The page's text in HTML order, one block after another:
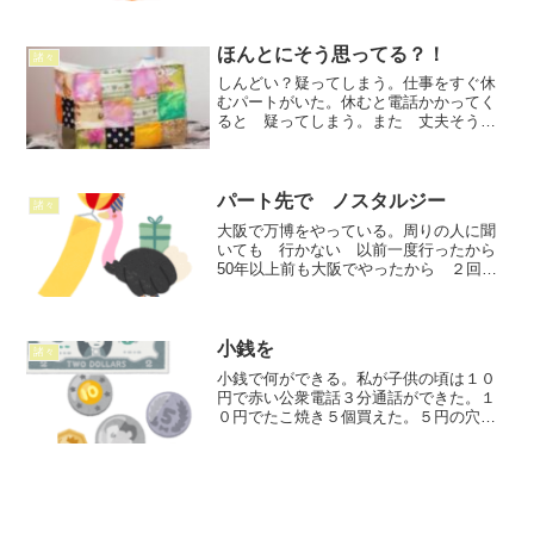
ようにしよう。電話は横に...
諸々 ほんとにそう思ってる？！
しんどい？疑ってしまう。仕事をすぐ休
むパートがいた。休むと電話かかってく
ると 疑ってしまう。また 丈夫そうに
かったんなら病院にいけよ...
諸々 パート先で ノスタルジー
大阪で万博をやっている。周りの人に聞
いても 行かない 以前一度行ったから
50年以上前も大阪でやったから ２回は
聞いたら 「一回行っ...
諸々 小銭を
小銭で何ができる。私が子供の頃は１０
円で赤い公衆電話３分通話ができた。１
０円でたこ焼き５個買えた。５円の穴の